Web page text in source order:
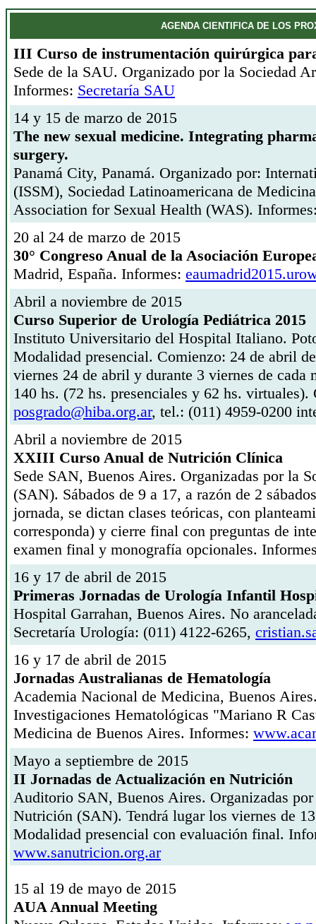
AGENDA CIENTIFICA DE LOS
III Curso de instrumentación quirúrgica
Sede de la SAU. Organizado por la Sociedad
Informes: Secretaría SAU
14 y 15 de marzo de 2015
The new sexual medicine. Integrating
surgery.
Panamá City, Panamá. Organizado por:
(ISSM), Sociedad Latinoamericana de
Association for Sexual Health (WAS).
20 al 24 de marzo de 2015
30° Congreso Anual de la Asociación
Madrid, España. Informes:
Abril a noviembre de 2015
Curso Superior de Urología Pediátrica 2015
Instituto Universitario del Hospital Italiano.
Modalidad presencial. Comienzo: 24 de abril
viernes 24 de abril y durante 3 viernes de cada
140 hs. (72 hs. presenciales y 62 hs.
posgrado@hiba.org.ar, tel.: (011) 4959-0200
Abril a noviembre de 2015
XXIII Curso Anual de Nutrición Clínica
Sede SAN, Buenos Aires. Organizadas por la
(SAN). Sábados de 9 a 17, a razón de 2
jornada, se dictan clases teóricas, con
corresponda) y cierre final con preguntas de
examen final y monografía opcionales.
16 y 17 de abril de 2015
Primeras Jornadas de Urología Infantil
Hospital Garrahan, Buenos Aires. No
Secretaría Urología: (011) 4122-6265,
16 y 17 de abril de 2015
Jornadas Australianas de Hematología
Academia Nacional de Medicina, Buenos
Investigaciones Hematológicas "Mariano R
Medicina de Buenos Aires. Informes:
Mayo a septiembre de 2015
II Jornadas de Actualización en Nutrición
Auditorio SAN, Buenos Aires. Organizadas
Nutrición (SAN). Tendrá lugar los viernes de
Modalidad presencial con evaluación final.
www.sanutricion.org.ar
15 al 19 de mayo de 2015
AUA Annual Meeting